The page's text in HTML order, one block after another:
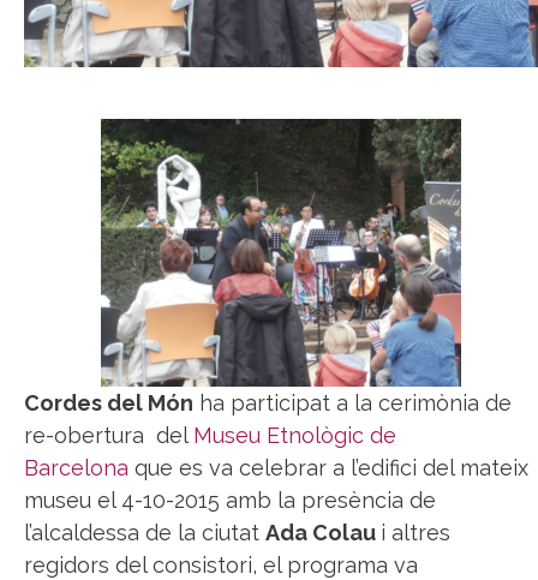
Cordes del Món ha participat a la cerimònia de
re-obertura del Museu Etnològic de
Barcelona que es va celebrar a l’edifici del mateix
museu el 4-10-2015 amb la presència de
l’alcaldessa de la ciutat Ada Colau i altres
regidors del consistori, el programa va